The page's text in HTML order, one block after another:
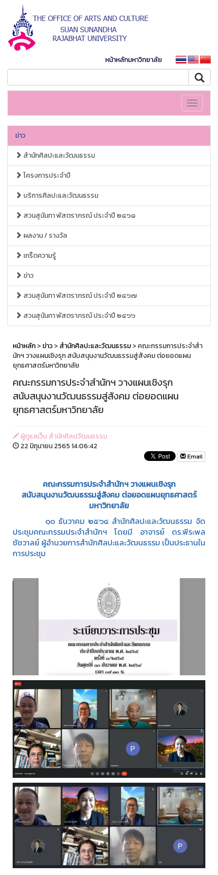
หน้าหลักมหาวิทยาลัย
Toggle
ข่าว
สำนักศิลปะและวัฒนธรรม
โครงการประจำปี
บริการศิลปะและวัฒนธรรม
สวนสุนันทา พัสตราภรณ์ ประจำปี ๒๕๖๘
ผลงาน / รางวัล
เกร็ดความรู้
ข่าว
สวนสุนันทา พัสตราภรณ์ ประจำปี ๒๕๖๗
สวนสุนันทา พัสตราภรณ์ ประจำปี ๒๕๖๖
หน้าหลัก>ข่าว>สำนักศิลปะและวัฒนธรรม> คณะกรรมการประจำสำ
นักฯ วางแผนเชิงรุก สนับสนุนงานวัฒนธรรมสู่สังคม ต่อยอดแผน
ยุทธศาสตร์มหาวิทยาลัย
คณะกรรมการประจำสำนักฯ วางแผนเชิงรุก
สนับสนุนงานวัฒนธรรมสู่สังคม ต่อยอดแผน
ยุทธศาสตร์มหาวิทยาลัย
ผู้ดูแลเว็บ สำนักศิลปวัฒนธรรม
22 มิถุนายน 2565 14:06:42
Email
คณะกรรมการประจำสำนักฯ วางแผนเชิงรุก
สนับสนุนงานวัฒนธรรมสู่สังคม ต่อยอดแผนยุทธศาสตร์
มหาวิทยาลัย
๑๐ ธันวาคม ๒๕๖๔ สำนักศิลปะและวัฒนธรรม จัด
ประชุมคณะกรรมประจำสำนักฯ โดยมี อาจารย์ ดร.พีระพล
ชัชวาลย์ ผู้อำนวยการสำนักศิลปะและวัฒนธรรม เป็นประธานใน
การประชุม